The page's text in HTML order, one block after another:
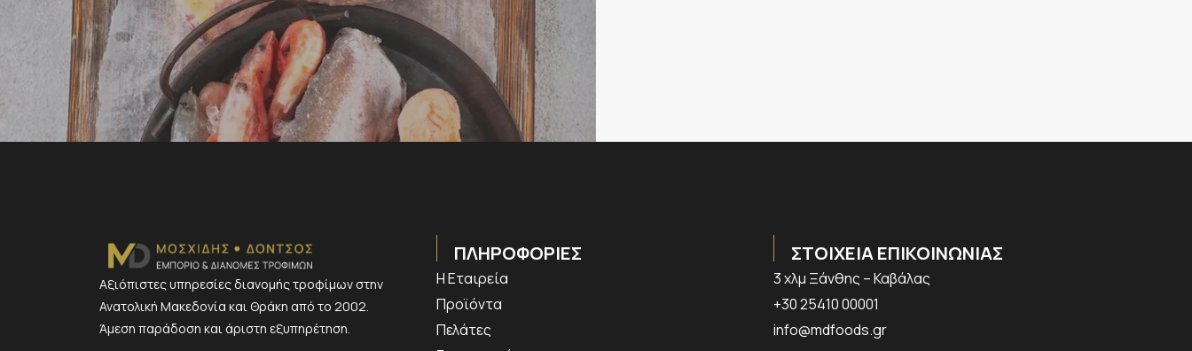
Αξιόπιστες υπηρεσίες διανομής τροφίμων στην
Ανατολική Μακεδονία και Θράκη από το 2002.
Άμεση παράδοση και άριστη εξυπηρέτηση.
ΠΛΗΡΟΦΟΡΙΕΣ
Η Εταιρεία
Προϊόντα
Πελάτες
ΣΤΟΙΧΕΙΑ ΕΠΙΚΟΙΝΩΝΙΑΣ
3 χλμ Ξάνθης – Καβάλας
+30 25410 00001
info@mdfoods.gr